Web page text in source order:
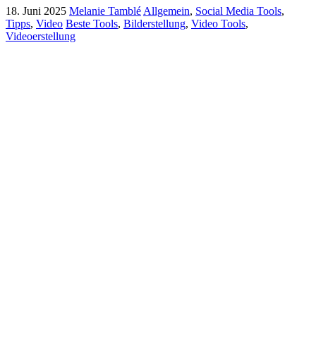
18. Juni 2025 Melanie TambléAllgemein, Social Media Tools,
Tipps, Video Beste Tools, Bilderstellung, Video Tools,
Videoerstellung